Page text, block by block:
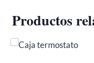
Productos